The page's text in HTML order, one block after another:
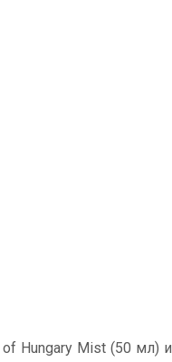
Hungary Mist (50 мл) и